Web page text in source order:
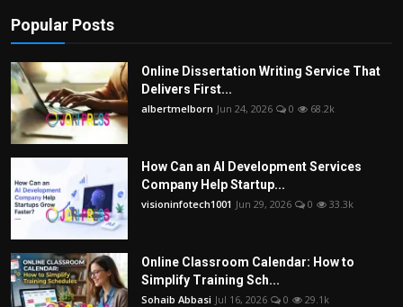
Popular Posts
Online Dissertation Writing Service That
Delivers First...
albertmelborn Jun 24, 2026 0 68.2k
How Can an AI Development Services
Company Help Startup...
visioninfotech1001 Jun 29, 2026 0 33.3k
Online Classroom Calendar: How to
Simplify Training Sch...
Sohaib Abbasi Jul 16, 2026 0 29.1k